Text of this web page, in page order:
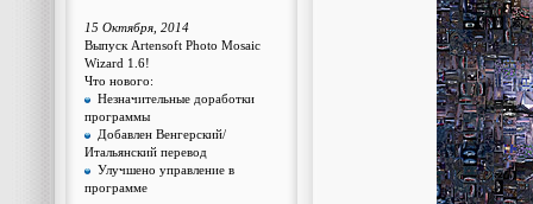
15 Октября, 2014
Выпуск Artensoft Photo Mosaic
Wizard 1.6!
Что нового:
Незначительные доработки
программы
Добавлен Венгерский/
Итальянский перевод
Улучшено управление в
программе